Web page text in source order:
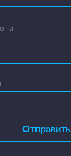
Отправить